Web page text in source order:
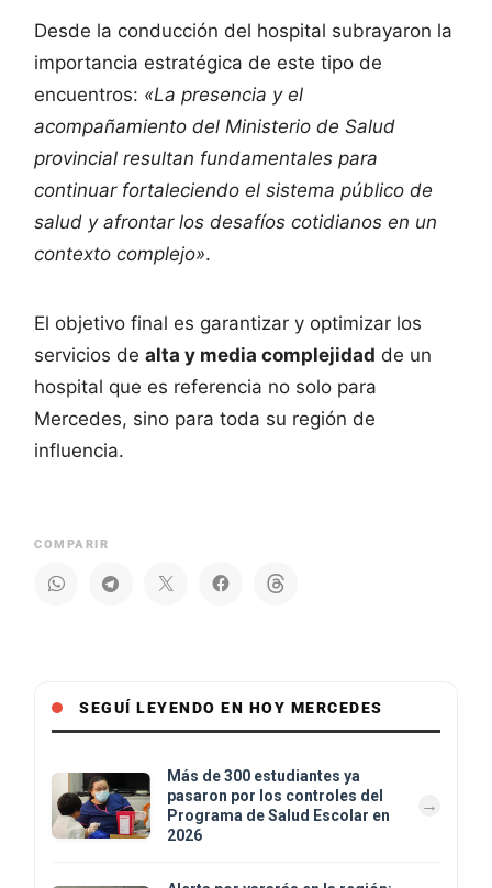
Desde la conducción del hospital subrayaron la
importancia estratégica de este tipo de
encuentros: «La presencia y el
acompañamiento del Ministerio de Salud
provincial resultan fundamentales para
continuar fortaleciendo el sistema público de
salud y afrontar los desafíos cotidianos en un
contexto complejo».
El objetivo final es garantizar y optimizar los
servicios de alta y media complejidad de un
hospital que es referencia no solo para
Mercedes, sino para toda su región de
influencia.
COMPARIR
SEGUÍ LEYENDO EN HOY MERCEDES
Más de 300 estudiantes ya
pasaron por los controles del
Programa de Salud Escolar en
2026